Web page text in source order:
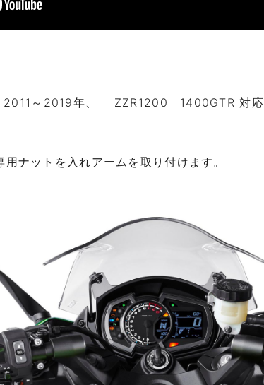
～2019年、 ZZR1200 1400GTR 対応
ナットを入れアームを取り付けます。